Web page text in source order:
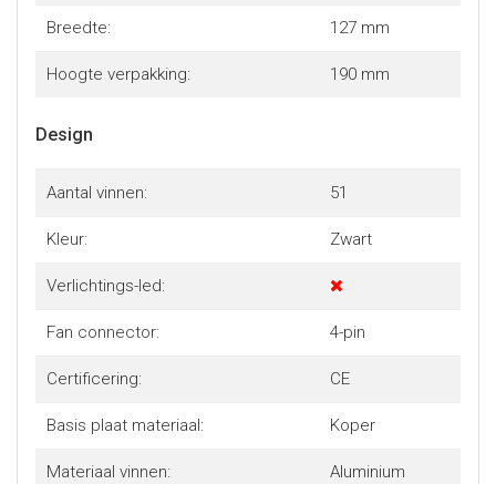
Breedte: 127 mm
Hoogte verpakking: 190 mm
Design
Aantal vinnen: 51
Kleur: Zwart
Verlichtings-led:
Fan connector: 4-pin
Certificering: CE
Basis plaat materiaal: Koper
Materiaal vinnen: Aluminium